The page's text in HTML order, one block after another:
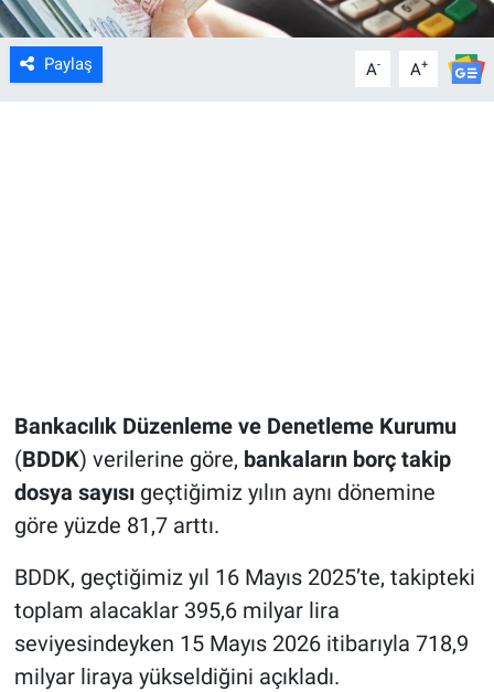
Paylaş A- A+
Bankacılık Düzenleme ve Denetleme Kurumu
(BDDK) verilerine göre, bankaların borç takip
dosya sayısı geçtiğimiz yılın aynı dönemine
göre yüzde 81,7 arttı.
BDDK, geçtiğimiz yıl 16 Mayıs 2025’te, takipteki
toplam alacaklar 395,6 milyar lira
seviyesindeyken 15 Mayıs 2026 itibarıyla 718,9
milyar liraya yükseldiğini açıkladı.